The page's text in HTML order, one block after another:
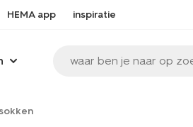
HEMA app inspiratie
waar ben je naar op